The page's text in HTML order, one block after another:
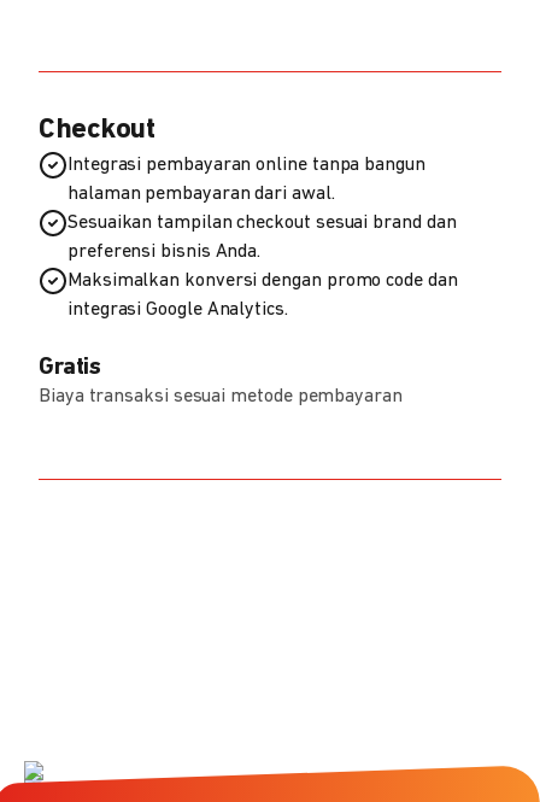
Checkout
Integrasi pembayaran online tanpa bangun
halaman pembayaran dari awal.
Sesuaikan tampilan checkout sesuai brand dan
preferensi bisnis Anda.
Maksimalkan konversi dengan promo code dan
integrasi Google Analytics.
Gratis
Biaya transaksi sesuai metode pembayaran